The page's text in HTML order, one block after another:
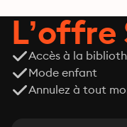
Accès à la
Mode enfant
Annulez à tout